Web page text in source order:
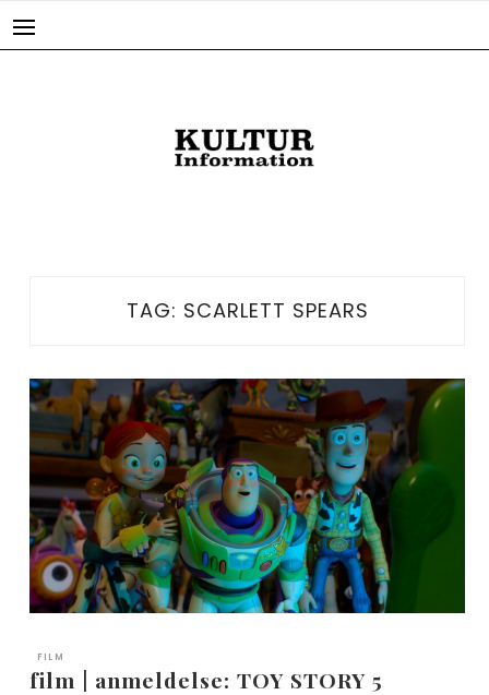
TAG: SCARLETT SPEARS
FILM
film | anmeldelse: TOY STORY 5